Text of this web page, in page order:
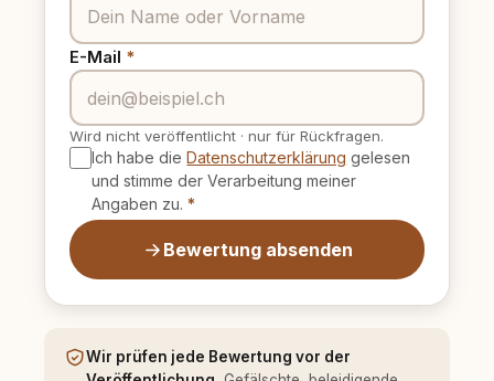
E-Mail *
Wird nicht veröffentlicht · nur für Rückfragen.
Ich habe dieDatenschutzerklärung gelesen
und stimme der Verarbeitung meiner
Angaben zu. *
Bewertung absenden
Wir prüfen jede Bewertung vor der